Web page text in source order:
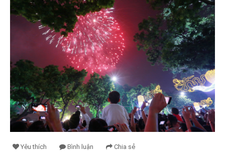
Yêu thích Bình luận Chia sẻ